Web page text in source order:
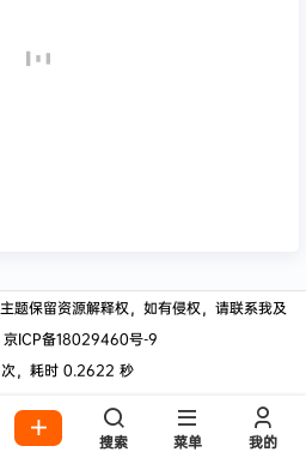
题保留资源解释权，如有侵权，请联系我及
京ICP备18029460号-9
，耗时 0.2622 秒
搜索 菜单 我的